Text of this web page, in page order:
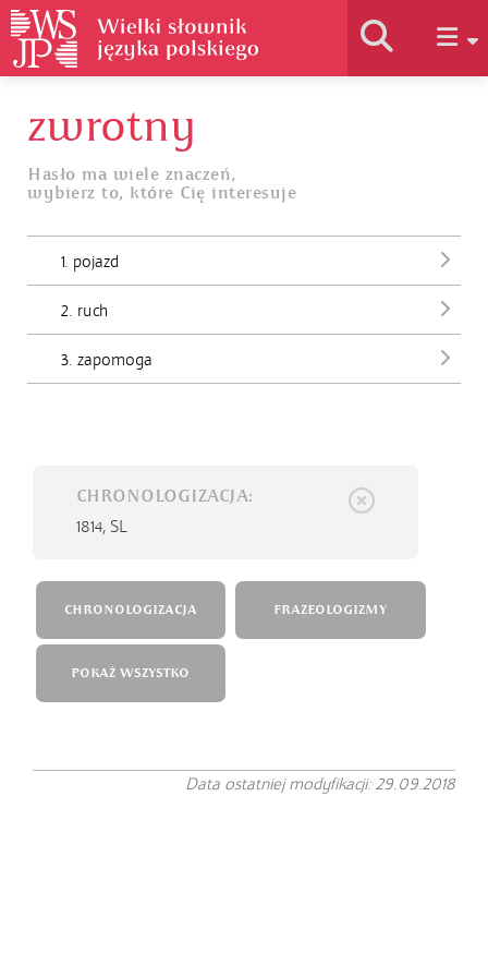
Historia słownika
Jak korzystać
zwrotny
Hasło ma wiele znaczeń,
wybierz to, które Cię interesuje
1. pojazd
2. ruch
3. zapomoga
CHRONOLOGIZACJA:
1814, SL
CHRONOLOGIZACJA FRAZEOLOGIZMY
POKAŻ WSZYSTKO
Data ostatniej modyfikacji: 29.09.2018